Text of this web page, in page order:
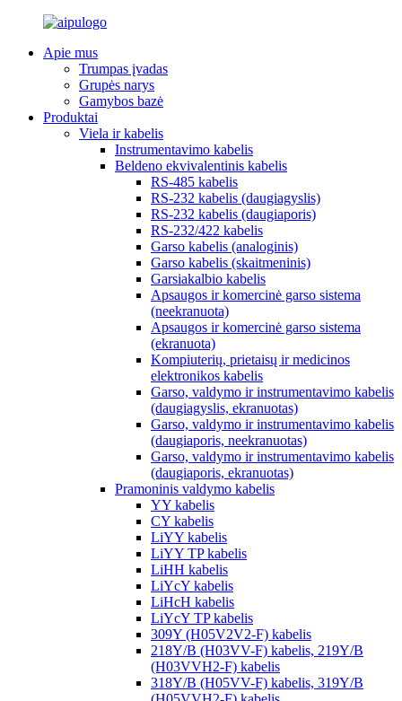
Apie mus
Trumpas įvadas
Grupės narys
Gamybos bazė
Produktai
Viela ir kabelis
Instrumentavimo kabelis
Beldeno ekvivalentinis kabelis
RS-485 kabelis
RS-232 kabelis (daugiagyslis)
RS-232 kabelis (daugiaporis)
RS-232/422 kabelis
Garso kabelis (analoginis)
Garso kabelis (skaitmeninis)
Garsiakalbio kabelis
Apsaugos ir komercinė garso sistema
(neekranuota)
Apsaugos ir komercinė garso sistema
(ekranuota)
Kompiuterių, prietaisų ir medicinos
elektronikos kabelis
Garso, valdymo ir instrumentavimo kabelis
(daugiagyslis, ekranuotas)
Garso, valdymo ir instrumentavimo kabelis
(daugiaporis, neekranuotas)
Garso, valdymo ir instrumentavimo kabelis
(daugiaporis, ekranuotas)
Pramoninis valdymo kabelis
YY kabelis
CY kabelis
LiYY kabelis
LiYY TP kabelis
LiHH kabelis
LiYcY kabelis
LiHcH kabelis
LiYcY TP kabelis
309Y (H05V2V2-F) kabelis
218Y/B (H03VV-F) kabelis, 219Y/B
(H03VVH2-F) kabelis
318Y/B (H05VV-F) kabelis, 319Y/B